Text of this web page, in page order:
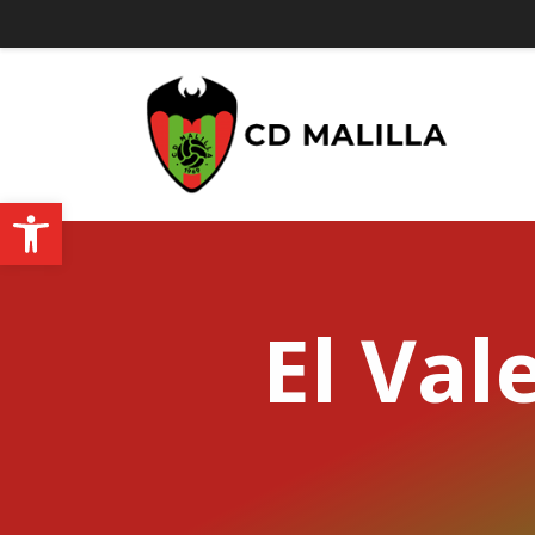
Abrir barra de herramientas
El